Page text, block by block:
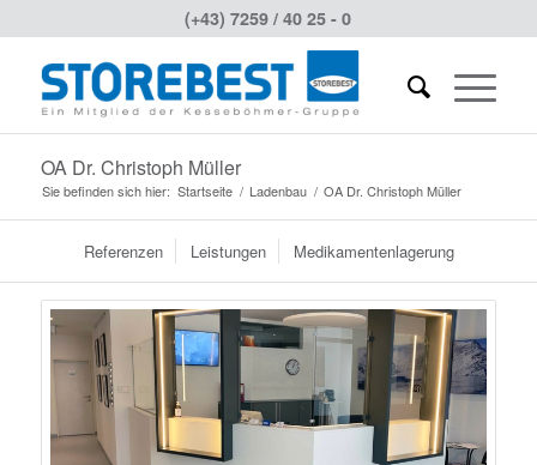
(+43) 7259 / 40 25 - 0
OA Dr. Christoph Müller
Sie befinden sich hier: Startseite / Ladenbau / OA Dr. Christoph Müller
Referenzen Leistungen Medikamentenlagerung